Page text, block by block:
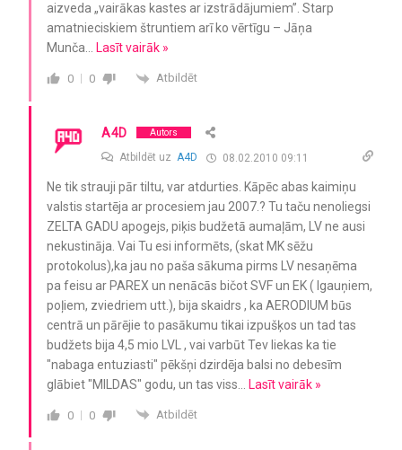
aizveda „vairākas kastes ar izstrādājumiem”. Starp
amatnieciskiem štruntiem arī ko vērtīgu – Jāņa
Munča
Lasīt vairāk »
0 0 Atbildēt
A4D Autors
Atbildēt uz A4D 08.02.2010 09:11
Ne tik strauji pār tiltu, var atdurties. Kāpēc abas kaimiņu
valstis startēja ar procesiem jau 2007.? Tu taču nenoliegsi
ZELTA GADU apogejs, piķis budžetā aumaļām, LV ne ausi
nekustināja. Vai Tu esi informēts, (skat MK sēžu
protokolus),ka jau no paša sākuma pirms LV nesaņēma
pa feisu ar PAREX un nenācās bičot SVF un EK ( Igauņiem,
poļiem, zviedriem utt.), bija skaidrs , ka AERODIUM būs
centrā un pārējie to pasākumu tikai izpušķos un tad tas
budžets bija 4,5 mio LVL , vai varbūt Tev liekas ka tie
"nabaga entuziasti" pēkšņi dzirdēja balsi no debesīm
glābiet "MILDAS" godu, un tas viss
Lasīt vairāk »
0 0 Atbildēt